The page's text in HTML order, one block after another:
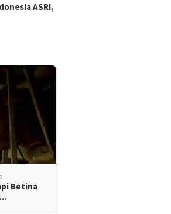
ASRI,
Betina